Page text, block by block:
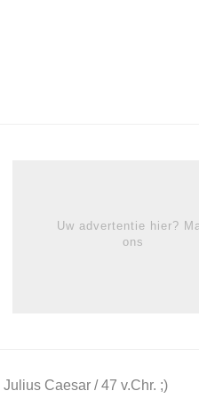
Uw advertentie hier?
ons
Caesar / 47 v.Chr. ;)